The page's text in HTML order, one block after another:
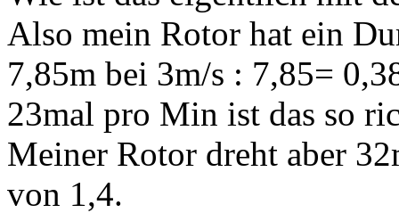
Also mein Rotor hat ein
7,85m bei 3m/s : 7,85=
23mal pro Min ist das so
Meiner Rotor dreht aber
von 1,4.